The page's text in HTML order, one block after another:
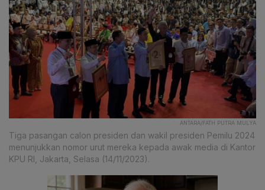
ANTARA/FATH PUTRA MULYA
Tiga pasangan calon presiden dan wakil presiden Pemilu 2024
menunjukkan nomor urut mereka kepada awak media di Kantor
KPU RI, Jakarta, Selasa (14/11/2023).